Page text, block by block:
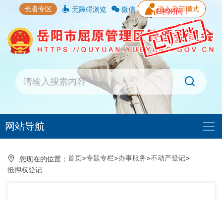
归档时间：
长者专区 无障碍浏览 微信
网站导航
您现在的位置： 首页>专题专栏>办事服务>不动产登记>
抵押权登记